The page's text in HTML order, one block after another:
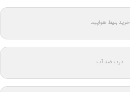
خرید بلیط هواپیما
درب ضد آب